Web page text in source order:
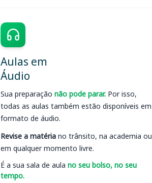
Aulas em
Áudio
Sua preparação não pode parar. Por isso,
todas as aulas também estão disponíveis em
formato de áudio.
Revise a matéria no trânsito, na academia ou
em qualquer momento livre.
É a sua sala de aula no seu bolso, no seu
tempo.